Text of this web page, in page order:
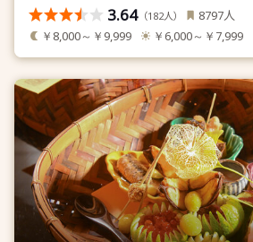
3.64（182人） 8797人
￥8,000～￥9,999 ￥6,000～￥7,999